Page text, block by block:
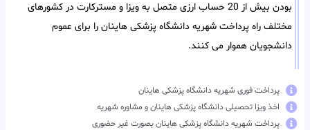
بودن بیش از 20 حساب ارزی متصل به ویزا و مسترکارت در کشورهای
مختلف راه پرداخت شهریه دانشگاه پزشکی هاینان را برای عموم
دانشجویان هموار می کنند.
پرداخت فوری شهریه دانشگاه پزشکی هاینان
اخذ ویزا تحصیلی دانشگاه پزشکی هاینان و مشاوره شهریه
پرداخت شهریه دانشگاه پزشکی هاینان بصورت غیر حضوری